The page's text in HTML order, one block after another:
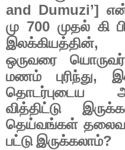
and Dumuzi’]
மு 700முதல் கி
இலக்கியத்தின்
ஒருவரை
மணம் புரிந்து,
தொடர்புடைய
வித்திட்டு
தெய்வங்கள்
பட்டு இருக்கலாம்?